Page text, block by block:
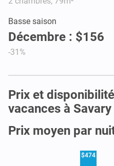
Basse saison
Décembre : $156
-31%
Prix et
vacances à Savary
Prix moyen par
$474